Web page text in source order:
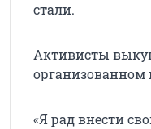
стали.
Активисты
организованном
«Я рад внести